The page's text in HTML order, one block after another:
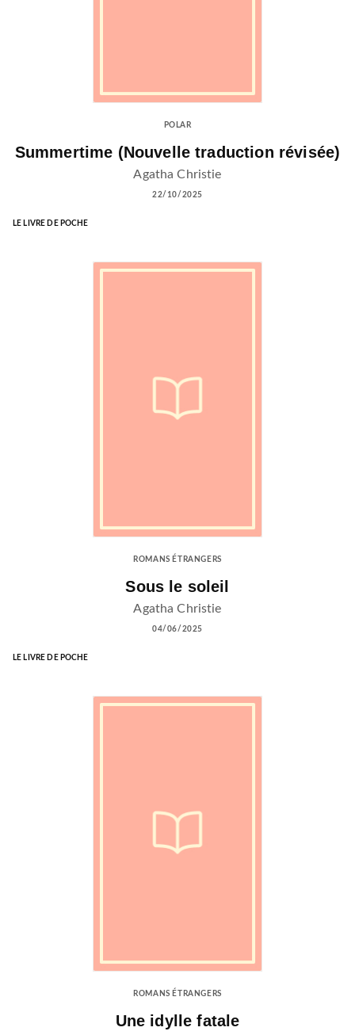
POLAR
Summertime (Nouvelle traduction révisée)
Agatha Christie
22/10/2025
LE LIVRE DE POCHE
ROMANS ÉTRANGERS
Sous le soleil
Agatha Christie
04/06/2025
LE LIVRE DE POCHE
ROMANS ÉTRANGERS
Une idylle fatale